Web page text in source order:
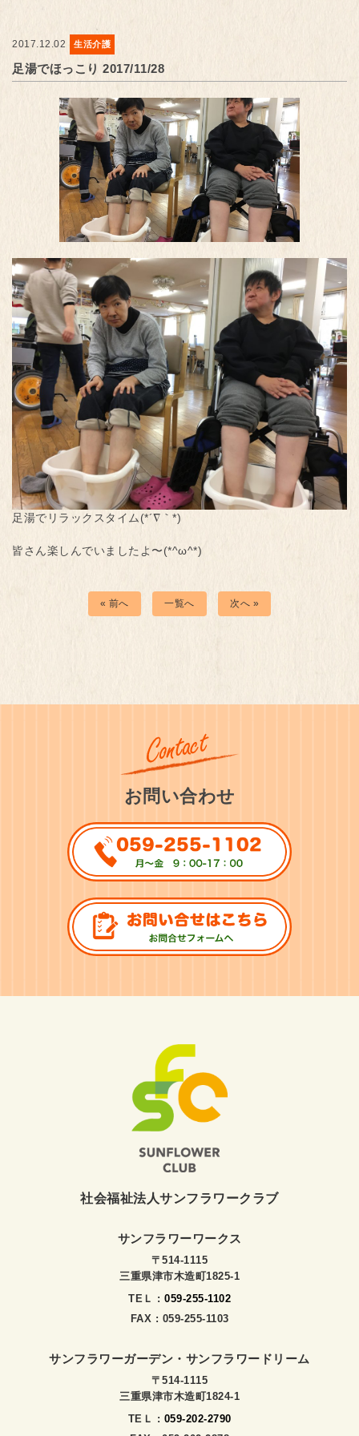
2017.12.02 生活介護
足湯でほっこり 2017/11/28
足湯でリラックスタイム(*´∇｀*)
皆さん楽しんでいましたよ〜(*^ω^*)
« 前へ 一覧へ 次へ »
お問い合わせ
社会福祉法人サンフラワークラブ
サンフラワーワークス
〒514-1115
三重県津市木造町1825-1
TEＬ : 059-255-1102
FAX : 059-255-1103
サンフラワーガーデン・サンフラワードリーム
〒514-1115
三重県津市木造町1824-1
TEＬ : 059-202-2790